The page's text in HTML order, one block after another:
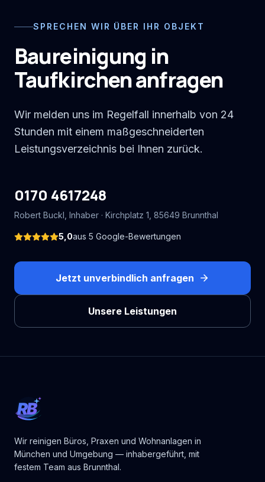
SPRECHEN WIR ÜBER IHR OBJEKT
Baureinigung in
Taufkirchen anfragen
Wir melden uns im Regelfall innerhalb von 24
Stunden mit einem maßgeschneiderten
Leistungsverzeichnis bei Ihnen zurück.
0170 4617248
Robert Buckl , Inhaber · Kirchplatz 1 85649 Brunnthal
5,0aus 5 Google-Bewertungen
Jetzt unverbindlich anfragen
Unsere Leistungen
RB
Wir reinigen Büros, Praxen und Wohnanlagen in
München und Umgebung — inhabergeführt, mit
festem Team aus Brunnthal.